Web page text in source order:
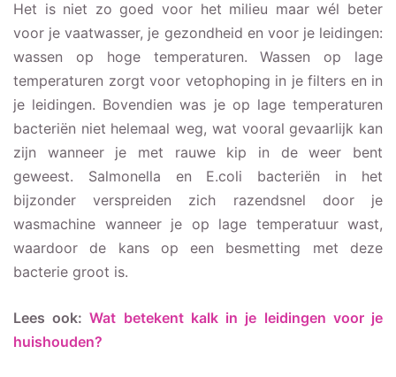
Het is niet zo goed voor het milieu maar wél beter
voor je vaatwasser, je gezondheid en voor je leidingen:
wassen op hoge temperaturen. Wassen op lage
temperaturen zorgt voor vetophoping in je filters en in
je leidingen. Bovendien was je op lage temperaturen
bacteriën niet helemaal weg, wat vooral gevaarlijk kan
zijn wanneer je met rauwe kip in de weer bent
geweest. Salmonella en E.coli bacteriën in het
bijzonder verspreiden zich razendsnel door je
wasmachine wanneer je op lage temperatuur wast,
waardoor de kans op een besmetting met deze
bacterie groot is.
Lees ook:Wat betekent kalk in je leidingen voor je
huishouden?